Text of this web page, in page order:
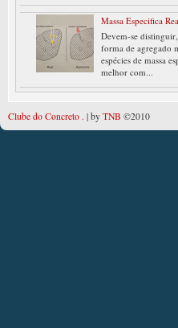
Massa Especifica
Devem-se
forma de agregado
espécies de massa
melhor com...
Clube do Concreto . | by TNB ©2010